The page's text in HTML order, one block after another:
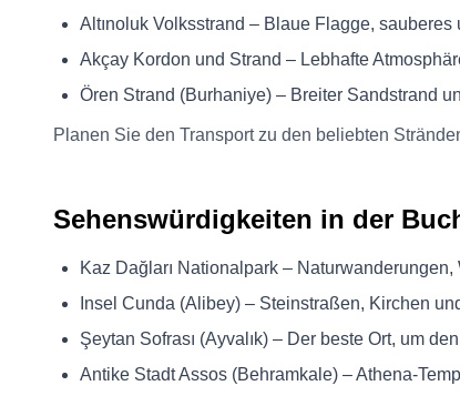
Altınoluk Volksstrand – Blaue Flagge, sauberes
Akçay Kordon und Strand – Lebhafte
Ören Strand (Burhaniye) – Breiter Sandstrand
Planen Sie den Transport zu den beliebten
Sehenswürdigkeiten in der
Kaz Dağları Nationalpark –
Insel Cunda (Alibey) – Steinstraßen, Kirchen
Şeytan Sofrası (Ayvalık) – Der beste Ort, um
Antike Stadt Assos (Behramkale) – Athena-